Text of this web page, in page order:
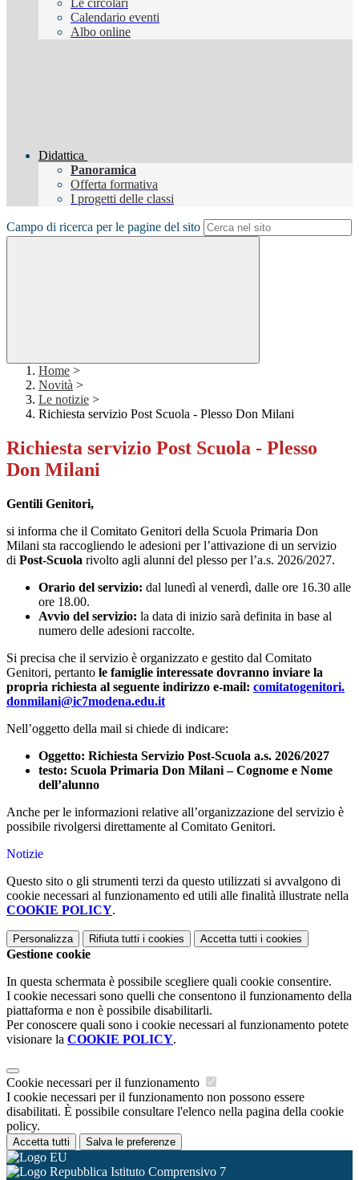
Le circolari
Calendario eventi
Albo online
Didattica
Panoramica
Offerta formativa
I progetti delle classi
Campo di ricerca per le pagine del sito
Home >
Novità >
Le notizie >
Richiesta servizio Post Scuola - Plesso Don Milani
Richiesta servizio Post Scuola - Plesso
Don Milani
Gentili Genitori,
si informa che il Comitato Genitori della Scuola Primaria Don
Milani sta raccogliendo le adesioni per l’attivazione di un servizio
di Post-Scuola rivolto agli alunni del plesso per l’a.s. 2026/2027.
Orario del servizio: dal lunedì al venerdì, dalle ore 16.30 alle
ore 18.00.
Avvio del servizio: la data di inizio sarà definita in base al
numero delle adesioni raccolte.
Si precisa che il servizio è organizzato e gestito dal Comitato
Genitori, pertanto le famiglie interessate dovranno inviare la
propria richiesta al seguente indirizzo e-mail: comitatogenitori.
donmilani@ic7modena.edu.it
Nell’oggetto della mail si chiede di indicare:
Oggetto: Richiesta Servizio Post-Scuola a.s. 2026/2027
testo: Scuola Primaria Don Milani – Cognome e Nome
dell’alunno
Anche per le informazioni relative all’organizzazione del servizio è
possibile rivolgersi direttamente al Comitato Genitori.
Notizie
Questo sito o gli strumenti terzi da questo utilizzati si avvalgono di
cookie necessari al funzionamento ed utili alle finalità illustrate nella
COOKIE POLICY.
Personalizza Rifiuta tutti i cookies Accetta tutti i cookies
Gestione cookie
In questa schermata è possibile scegliere quali cookie consentire.
I cookie necessari sono quelli che consentono il funzionamento della
piattaforma e non è possibile disabilitarli.
Per conoscere quali sono i cookie necessari al funzionamento potete
visionare la COOKIE POLICY.
Cookie necessari per il funzionamento
I cookie necessari per il funzionamento non possono essere
disabilitati. È possibile consultare l'elenco nella pagina della cookie
policy.
Accetta tutti Salva le preferenze
Istituto Comprensivo 7